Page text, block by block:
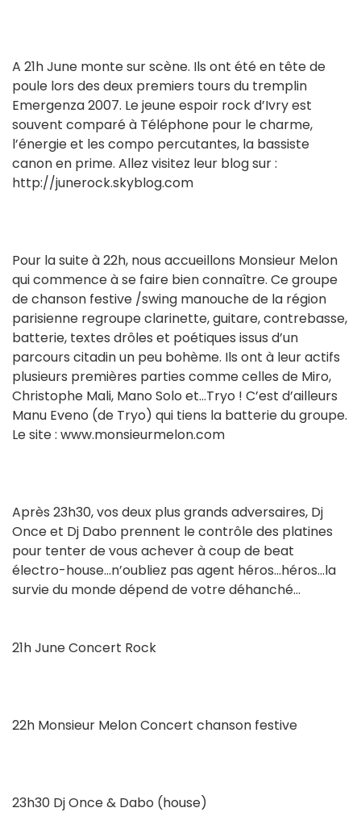
A 21h June monte sur scène. Ils ont été en tête de
poule lors des deux premiers tours du tremplin
Emergenza 2007. Le jeune espoir rock d’Ivry est
souvent comparé à Téléphone pour le charme,
l’énergie et les compo percutantes, la bassiste
canon en prime. Allez visitez leur blog sur :
http://junerock.skyblog.com
Pour la suite à 22h, nous accueillons Monsieur Melon
qui commence à se faire bien connaître. Ce groupe
de chanson festive /swing manouche de la région
parisienne regroupe clarinette, guitare, contrebasse,
batterie, textes drôles et poétiques issus d’un
parcours citadin un peu bohème. Ils ont à leur actifs
plusieurs premières parties comme celles de Miro,
Christophe Mali, Mano Solo et…Tryo ! C’est d’ailleurs
Manu Eveno (de Tryo) qui tiens la batterie du groupe.
Le site : www.monsieurmelon.com
Après 23h30, vos deux plus grands adversaires, Dj
Once et Dj Dabo prennent le contrôle des platines
pour tenter de vous achever à coup de beat
électro-house…n’oubliez pas agent héros…héros…la
survie du monde dépend de votre déhanché…
21h June Concert Rock
22h Monsieur Melon Concert chanson festive
23h30 Dj Once & Dabo (house)